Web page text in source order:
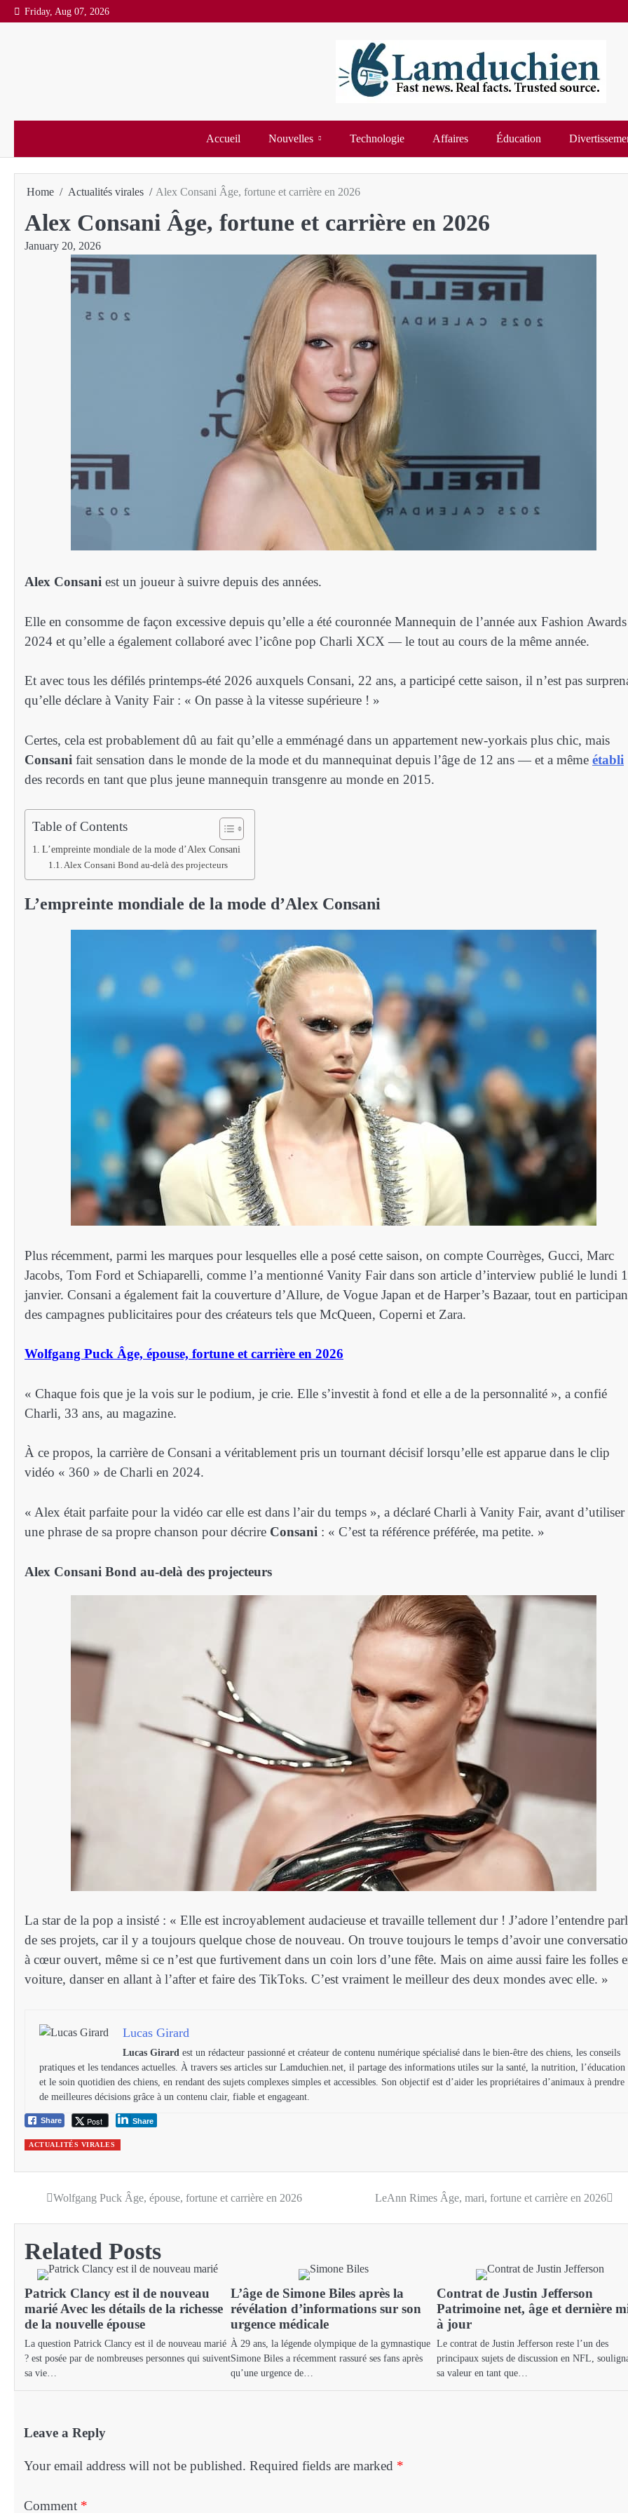
Skip
to
Friday, Aug 07, 2026
Accueil Nouvelles Technologie Affaires Éducation
Home Actualités virales Alex Consani Âge, fortune et carrière en 2026
Alex Consani Âge, fortune et carrière en 2026
January 20, 2026
Alex Consani est un joueur à suivre depuis des années.
Elle en consomme de façon excessive depuis qu’elle a été couronnée Mannequin de l’année aux Fashion Awards
2024 et qu’elle a également collaboré avec l’icône pop Charli XCX — le tout au cours de la même année.
Et avec tous les défilés printemps-été 2026 auxquels Consani, 22 ans, a participé cette saison, il n’est pas
qu’elle déclare à Vanity Fair : « On passe à la vitesse supérieure ! »
Certes, cela est probablement dû au fait qu’elle a emménagé dans un appartement new-yorkais plus chic, mais
Consani fait sensation dans le monde de la mode et du mannequinat depuis l’âge de 12 ans — et a même établi
des records en tant que plus jeune mannequin transgenre au monde en 2015.
Table of Contents
L’empreinte mondiale de la mode d’Alex Consani
Alex Consani Bond au-delà des projecteurs
L’empreinte mondiale de la mode d’Alex Consani
Plus récemment, parmi les marques pour lesquelles elle a posé cette saison, on compte Courrèges, Gucci, Marc
Jacobs, Tom Ford et Schiaparelli, comme l’a mentionné Vanity Fair dans son article d’interview publié le lundi
janvier. Consani a également fait la couverture d’Allure, de Vogue Japan et de Harper’s Bazaar, tout en
des campagnes publicitaires pour des créateurs tels que McQueen, Coperni et Zara.
Wolfgang Puck Âge, épouse, fortune et carrière en 2026
« Chaque fois que je la vois sur le podium, je crie. Elle s’investit à fond et elle a de la personnalité », a confié
Charli, 33 ans, au magazine.
À ce propos, la carrière de Consani a véritablement pris un tournant décisif lorsqu’elle est apparue dans le clip
vidéo « 360 » de Charli en 2024.
« Alex était parfaite pour la vidéo car elle est dans l’air du temps », a déclaré Charli à Vanity Fair, avant d’utiliser
une phrase de sa propre chanson pour décrire Consani : « C’est ta référence préférée, ma petite. »
Alex Consani Bond au-delà des projecteurs
La star de la pop a insisté : « Elle est incroyablement audacieuse et travaille tellement dur ! J’adore l’entendre
de ses projets, car il y a toujours quelque chose de nouveau. On trouve toujours le temps d’avoir une
à cœur ouvert, même si ce n’est que furtivement dans un coin lors d’une fête. Mais on aime aussi faire les folles
voiture, danser en allant à l’after et faire des TikToks. C’est vraiment le meilleur des deux mondes avec elle. »
Lucas Girard
Lucas Girard est un rédacteur passionné et créateur de contenu numérique spécialisé dans le bien-être des chiens, les conseils
pratiques et les tendances actuelles. À travers ses articles sur Lamduchien.net, il partage des informations utiles sur la santé, la nutrition, l’éducation
et le soin quotidien des chiens, en rendant des sujets complexes simples et accessibles. Son objectif est d’aider les propriétaires d’animaux à prendre
de meilleures décisions grâce à un contenu clair, fiable et engageant.
Share Post Share
ACTUALITÉS VIRALES
navigation
Wolfgang Puck Âge, épouse, fortune et carrière en 2026 LeAnn Rimes Âge, mari, fortune et carrière en 2026
Related Posts
Patrick Clancy est il de nouveau
marié Avec les détails de la richesse
de la nouvelle épouse
La question Patrick Clancy est il de nouveau marié
? est posée par de nombreuses personnes qui suivent
sa vie…
L’âge de Simone Biles après la
révélation d’informations sur son
urgence médicale
À 29 ans, la légende olympique de la gymnastique
Simone Biles a récemment rassuré ses fans après
qu’une urgence de…
Contrat de Justin Jefferson
Patrimoine net, âge et dernière
à jour
Le contrat de Justin Jefferson reste l’un des
principaux sujets de discussion en NFL,
sa valeur en tant que…
Leave a Reply
Your email address will not be published. Required fields are marked *
Comment *